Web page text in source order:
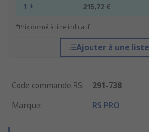
1 + 215,72 €
*Prix donné à titre indicatif
Ajouter à une liste
Code commande RS:
291-738
Marque: RS PRO